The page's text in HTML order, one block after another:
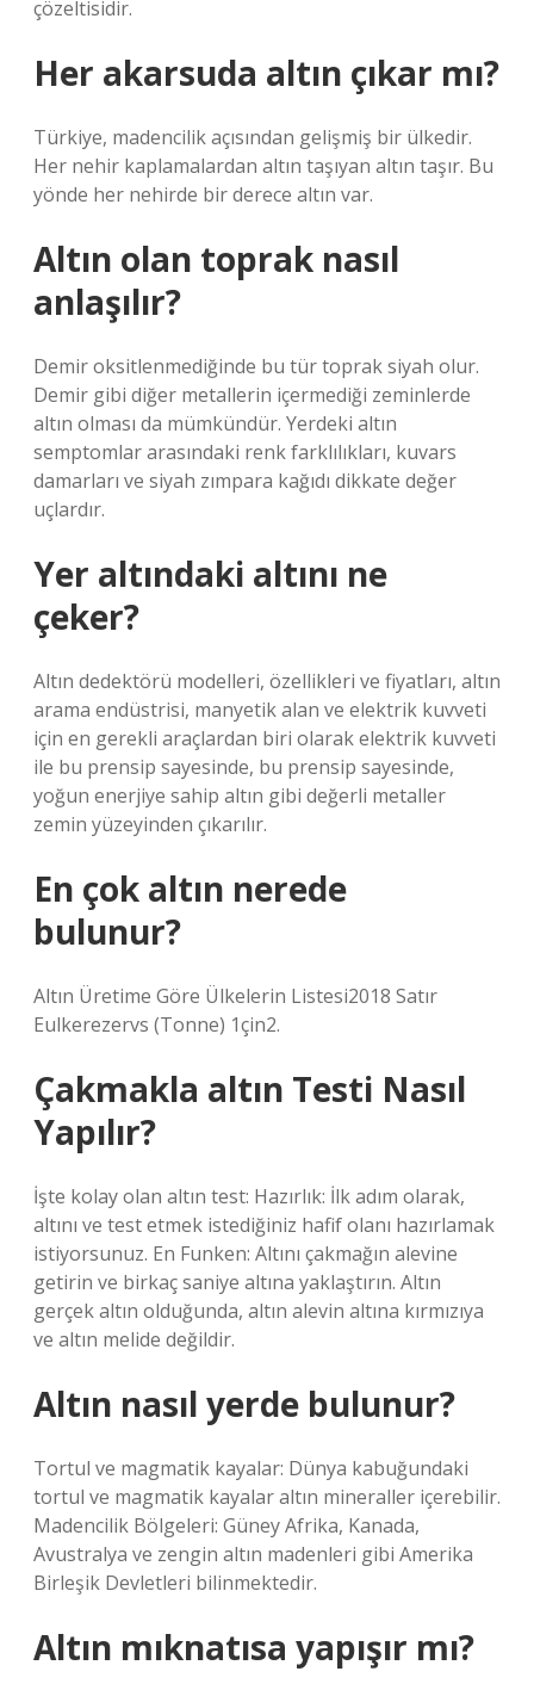
çözeltisidir.
Her akarsuda altın çıkar mı?
Türkiye, madencilik açısından gelişmiş bir ülkedir.
Her nehir kaplamalardan altın taşıyan altın taşır. Bu
yönde her nehirde bir derece altın var.
Altın olan toprak nasıl
anlaşılır?
Demir oksitlenmediğinde bu tür toprak siyah olur.
Demir gibi diğer metallerin içermediği zeminlerde
altın olması da mümkündür. Yerdeki altın
semptomlar arasındaki renk farklılıkları, kuvars
damarları ve siyah zımpara kağıdı dikkate değer
uçlardır.
Yer altındaki altını ne
çeker?
Altın dedektörü modelleri, özellikleri ve fiyatları, altın
arama endüstrisi, manyetik alan ve elektrik kuvveti
için en gerekli araçlardan biri olarak elektrik kuvveti
ile bu prensip sayesinde, bu prensip sayesinde,
yoğun enerjiye sahip altın gibi değerli metaller
zemin yüzeyinden çıkarılır.
En çok altın nerede
bulunur?
Altın Üretime Göre Ülkelerin Listesi2018 Satır
Eulkerezervs (Tonne) 1çin2.
Çakmakla altın Testi Nasıl
Yapılır?
İşte kolay olan altın test: Hazırlık: İlk adım olarak,
altını ve test etmek istediğiniz hafif olanı hazırlamak
istiyorsunuz. En Funken: Altını çakmağın alevine
getirin ve birkaç saniye altına yaklaştırın. Altın
gerçek altın olduğunda, altın alevin altına kırmızıya
ve altın melide değildir.
Altın nasıl yerde bulunur?
Tortul ve magmatik kayalar: Dünya kabuğundaki
tortul ve magmatik kayalar altın mineraller içerebilir.
Madencilik Bölgeleri: Güney Afrika, Kanada,
Avustralya ve zengin altın madenleri gibi Amerika
Birleşik Devletleri bilinmektedir.
Altın mıknatısa yapışır mı?